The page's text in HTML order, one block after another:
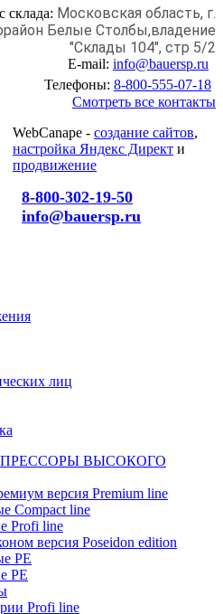
склада: Московская область, г.
Белые Столбы,владение
"Склады 104", стр 5/2
E-mail: info@bauersp.ru
Телефоны: 8-800-555-07-18
Смотреть все контакты
WebCanape - создание сайтов,
настройка Яндекс Директ и
продвижение
8-800-302-19-50
info@bauersp.ru
лиц
ВЫСОКОГО
версия Premium line
Compact line
Profi line
версия Poseidon edition
PE
PE
Profi line